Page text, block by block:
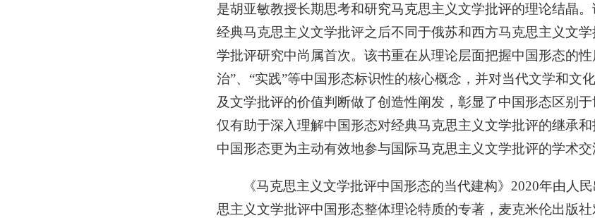
是胡亚敏教授长期思考和研究马克思主义文学批评的理论结晶
经典马克思主义文学批评之后不同于俄苏和西方马克思主义文
学批评研究中尚属首次。该书重在从理论层面把握中国形态的
治”、“实践”等中国形态标识性的核心概念，并对当代文学和
及文学批评的价值判断做了创造性阐发，彰显了中国形态区别
仅有助于深入理解中国形态对经典马克思主义文学批评的继承
中国形态更为主动有效地参与国际马克思主义文学批评的学术交
《马克思主义文学批评中国形态的当代建构》2020年由人
思主义文学批评中国形态整体理论特质的专著，麦克米伦出版